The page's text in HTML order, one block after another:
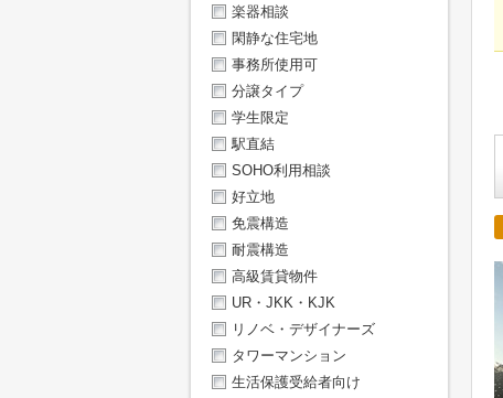
楽器相談
閑静な住宅地
事務所使用可
分譲タイプ
学生限定
駅直結
SOHO利用相談
好立地
免震構造
耐震構造
高級賃貸物件
UR・JKK・KJK
リノベ・デザイナーズ
タワーマンション
生活保護受給者向け